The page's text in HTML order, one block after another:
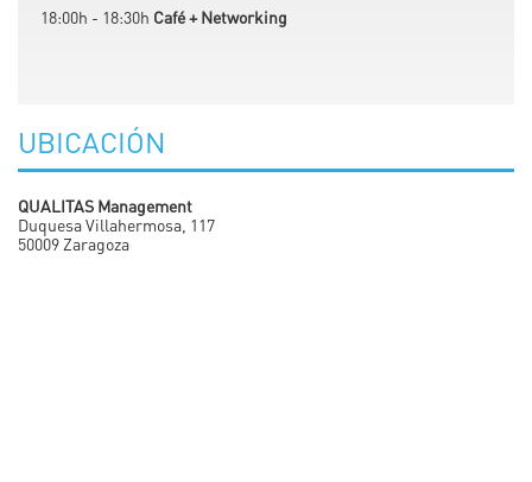
18:00h - 18:30h Café + Networking
UBICACIÓN
QUALITAS Management
Duquesa Villahermosa, 117
50009 Zaragoza